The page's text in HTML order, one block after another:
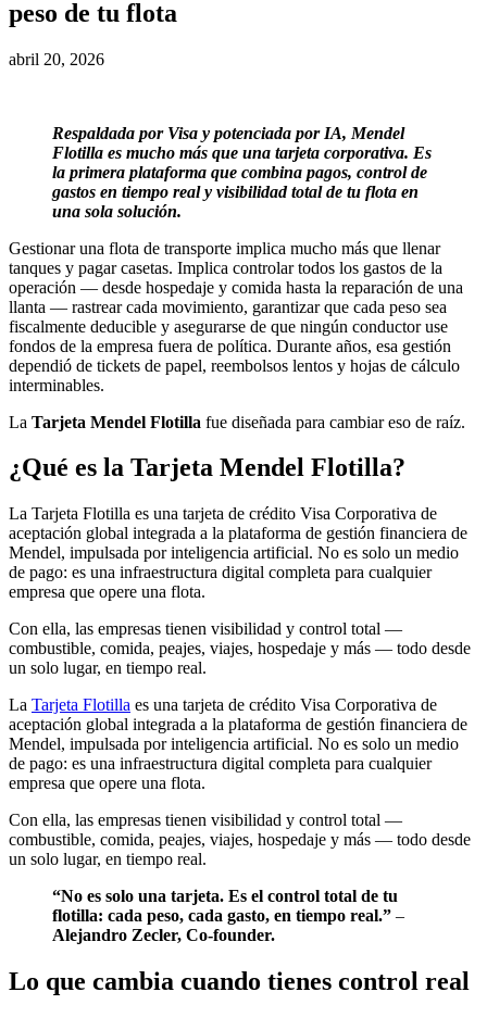
peso de tu flota
abril 20, 2026
Respaldada por Visa y potenciada por IA, Mendel
Flotilla es mucho más que una tarjeta corporativa. Es
la primera plataforma que combina pagos, control de
gastos en tiempo real y visibilidad total de tu flota en
una sola solución.
Gestionar una flota de transporte implica mucho más que llenar
tanques y pagar casetas. Implica controlar todos los gastos de la
operación — desde hospedaje y comida hasta la reparación de una
llanta — rastrear cada movimiento, garantizar que cada peso sea
fiscalmente deducible y asegurarse de que ningún conductor use
fondos de la empresa fuera de política. Durante años, esa gestión
dependió de tickets de papel, reembolsos lentos y hojas de cálculo
interminables.
La Tarjeta Mendel Flotilla fue diseñada para cambiar eso de raíz.
¿Qué es la Tarjeta Mendel Flotilla?
La Tarjeta Flotilla es una tarjeta de crédito Visa Corporativa de
aceptación global integrada a la plataforma de gestión financiera de
Mendel, impulsada por inteligencia artificial. No es solo un medio
de pago: es una infraestructura digital completa para cualquier
empresa que opere una flota.
Con ella, las empresas tienen visibilidad y control total —
combustible, comida, peajes, viajes, hospedaje y más — todo desde
un solo lugar, en tiempo real.
La Tarjeta Flotilla es una tarjeta de crédito Visa Corporativa de
aceptación global integrada a la plataforma de gestión financiera de
Mendel, impulsada por inteligencia artificial. No es solo un medio
de pago: es una infraestructura digital completa para cualquier
empresa que opere una flota.
Con ella, las empresas tienen visibilidad y control total —
combustible, comida, peajes, viajes, hospedaje y más — todo desde
un solo lugar, en tiempo real.
“No es solo una tarjeta. Es el control total de tu
flotilla: cada peso, cada gasto, en tiempo real.” –
Alejandro Zecler, Co-founder.
Lo que cambia cuando tienes control real